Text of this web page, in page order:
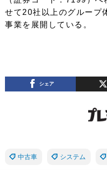
せて20社以上のグループ
事業を展開している。
シェア
中古車 システム